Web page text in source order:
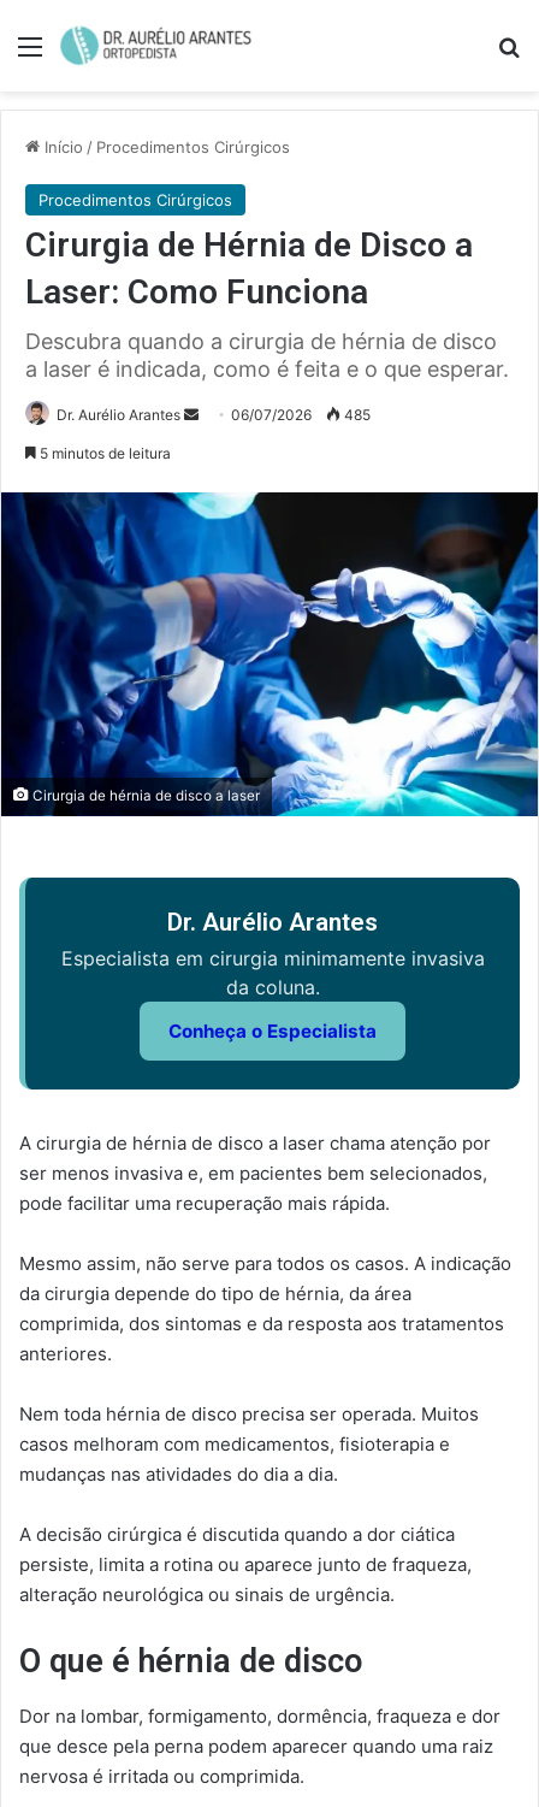
Menu
Início / Procedimentos Cirúrgicos
Procedimentos Cirúrgicos
Cirurgia de Hérnia de Disco a
Laser: Como Funciona
Descubra quando a cirurgia de hérnia de disco
a laser é indicada, como é feita e o que esperar.
Dr. Aurélio Arantes
Mande
mail
06/07/2026 485
5 minutos de leitura
Cirurgia de hérnia de disco a laser
Dr. Aurélio Arantes
Especialista em cirurgia minimamente invasiva
da coluna.
Conheça o Especialista
A cirurgia de hérnia de disco a laser chama atenção por
ser menos invasiva e, em pacientes bem selecionados,
pode facilitar uma recuperação mais rápida.
Mesmo assim, não serve para todos os casos. A indicação
da cirurgia depende do tipo de hérnia, da área
comprimida, dos sintomas e da resposta aos tratamentos
anteriores.
Nem toda hérnia de disco precisa ser operada. Muitos
casos melhoram com medicamentos, fisioterapia e
mudanças nas atividades do dia a dia.
A decisão cirúrgica é discutida quando a dor ciática
persiste, limita a rotina ou aparece junto de fraqueza,
alteração neurológica ou sinais de urgência.
O que é hérnia de disco
Dor na lombar, formigamento, dormência, fraqueza e dor
que desce pela perna podem aparecer quando uma raiz
nervosa é irritada ou comprimida.